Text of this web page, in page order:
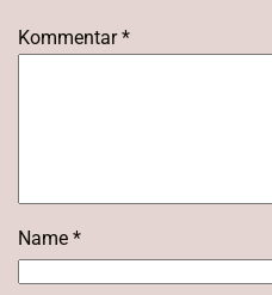
Kommentar*
Name*